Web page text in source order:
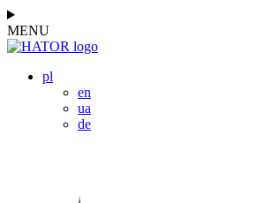
MENU
pl
en
ua
de